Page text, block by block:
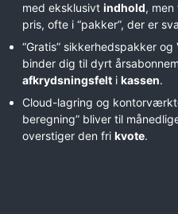
med eksklusivt indhold,
pris, ofte i “pakker”, der er
“Gratis” sikkerhedspakker
binder dig til dyrt
afkrydsningsfelti kassen.
Cloud-lagring og
beregning” bliver til
overstiger den fri kvote.